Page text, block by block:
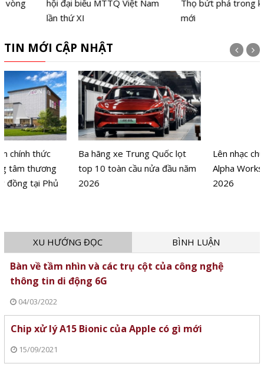
hội đại biểu MTTQ Việt Nam
Thọ bứt phá trong kỷ nguyên
TIN MỚI CẬP NHẬT
Ba hãng xe Trung Quốc lọt
top 10 toàn cầu nửa đầu năm
2026
Lên nhạc chuẩn mood cùng
Alpha Works tại P.H.E Show
XU HƯỚNG ĐỌC BÌNH LUẬN
Bàn về tầm nhìn và các trụ cột của công nghệ
thông tin di động 6G
04/03/2022
Chip xử lý A15 Bionic của Apple có gì mới
15/09/2021